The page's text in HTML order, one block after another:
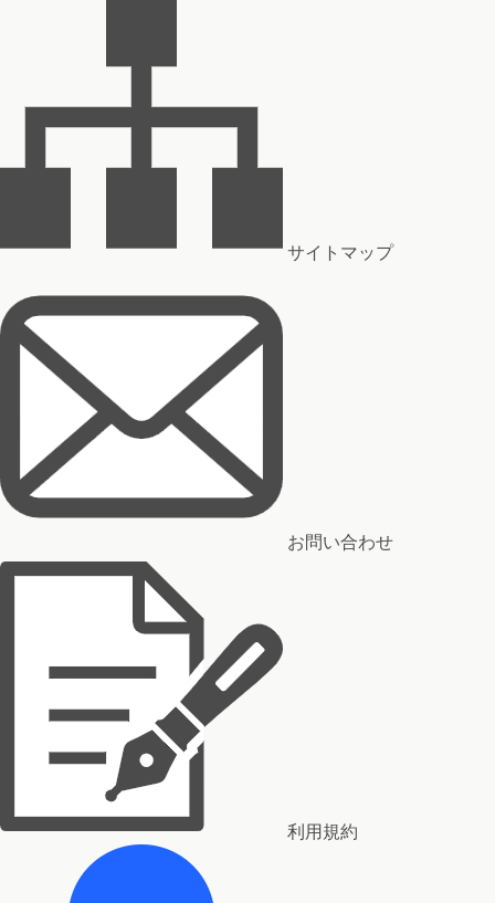
サイトマップ
お問い合わせ
利用規約